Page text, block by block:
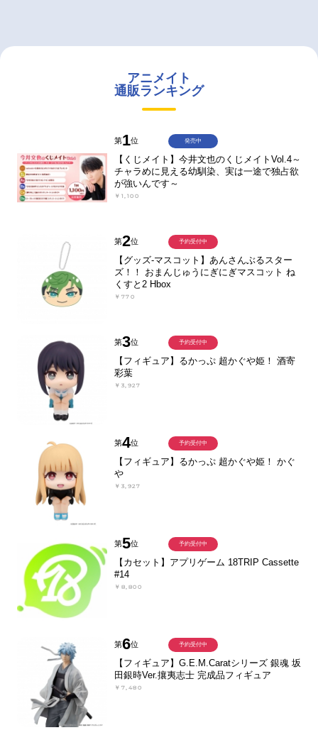
アニメイト
通販ランキング
第1位
【くじメイト】今井文也のくじメイトVol.4～
チャラめに見える幼馴染、実は一途で独占欲
が強いんです～
￥1,100
発売中
第2位
【グッズ-マスコット】あんさんぶるスター
ズ！！ おまんじゅうにぎにぎマスコット ね
くすと2 Hbox
￥770
予約受付中
第3位
【フィギュア】るかっぷ 超かぐや姫！ 酒寄
彩葉
￥3,927
予約受付中
第4位
【フィギュア】るかっぷ 超かぐや姫！ かぐ
や
￥3,927
予約受付中
第5位
【カセット】アプリゲーム 18TRIP Cassette
#14
￥8,800
予約受付中
第6位
【フィギュア】G.E.M.Caratシリーズ 銀魂 坂
田銀時Ver.攘夷志士 完成品フィギュア
￥7,480
予約受付中